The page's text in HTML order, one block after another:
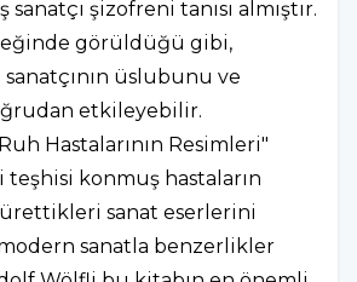
sanatçı şizofreni tanısı almıştır.
görüldüğü gibi,
sanatçının üslubunu ve
etkileyebilir.
Hastalarının Resimleri"
teşhisi konmuş hastaların
sanat eserlerini
sanatla benzerlikler